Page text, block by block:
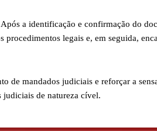
a identificação e confirmação do
legais e, em seguida,
de mandados judiciais e reforçar a
judiciais de natureza cível.